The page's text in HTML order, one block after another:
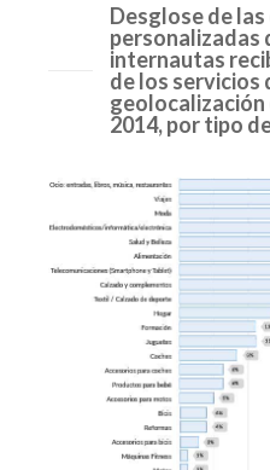
Desglose de
personalizadas
internautas
de los servicios
geolocalización
2014, por tipo